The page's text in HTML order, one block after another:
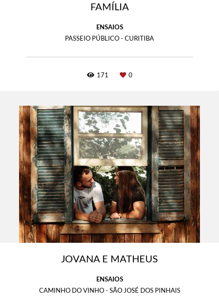
FAMÍLIA
ENSAIOS
PASSEIO PÚBLICO - CURITIBA
171 0
JOVANA E MATHEUS
ENSAIOS
CAMINHO DO VINHO - SÃO JOSÉ DOS PINHAIS